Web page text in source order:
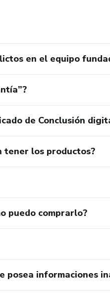
en el equipo
de Conclusión
tener los productos?
puedo comprarlo?
posea informaciones